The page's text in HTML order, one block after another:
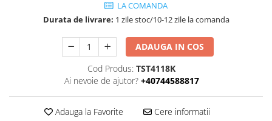
LA COMANDA
Durata de livrare: 1 zile stoc/10-12 zile la comanda
ADAUGA IN COS
Cod Produs: TST4118K
Ai nevoie de ajutor? +40744588817
Adauga la Favorite Cere informatii